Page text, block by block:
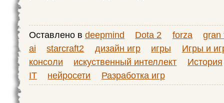
Оставлено в deepmind Dota 2 forza
gran
ai
starcraft2 дизайн игр игры
Игры и
консоли
искуственный интеллект
История
IT
нейросети Разработка игр